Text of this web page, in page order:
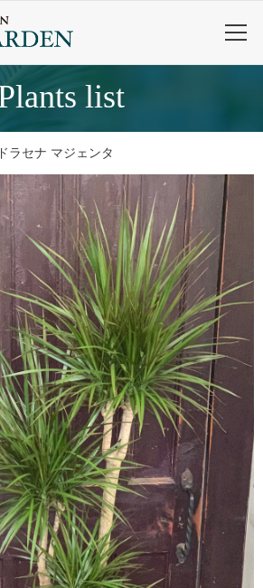
plants list
ドラセナ マジェンタ